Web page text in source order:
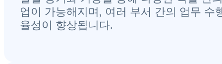
업이 가능해지며, 여러 부서 간의 업무 수
율성이 향상됩니다.